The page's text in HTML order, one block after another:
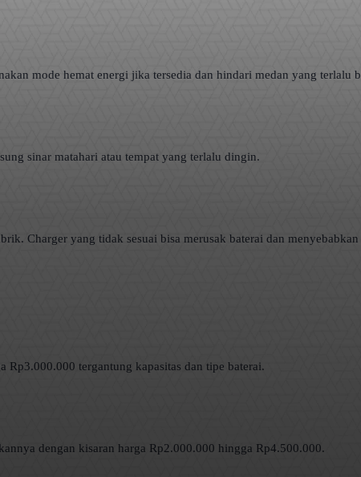
mode hemat energi jika tersedia dan hindari medan yang terlalu
sinar matahari atau tempat yang terlalu dingin.
Charger yang tidak sesuai bisa merusak baterai dan menyebabkan
Rp3.000.000 tergantung kapasitas dan tipe baterai.
dengan kisaran harga Rp2.000.000 hingga Rp4.500.000.